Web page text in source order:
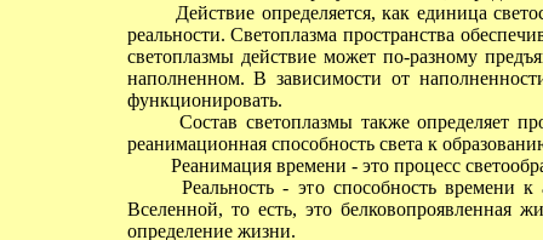
Действие определяется, как единица
реальности. Светоплазма пространства
светоплазмы действие может по-разному
наполненном. В зависимости от
функционировать.
Состав светоплазмы также определяет
реанимационная способность света к
Реанимация времени - это процесс
Реальность - это способность времени к
Вселенной, то есть, это белковопроявленная
определение жизни.